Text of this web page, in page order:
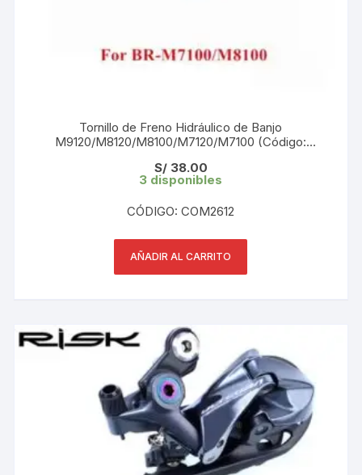
Tornillo de Freno Hidráulico de Banjo
M9120/M8120/M8100/M7120/M7100 (Código:
S/38.00
3 disponibles
CÓDIGO: COM2612
AÑADIR AL CARRITO